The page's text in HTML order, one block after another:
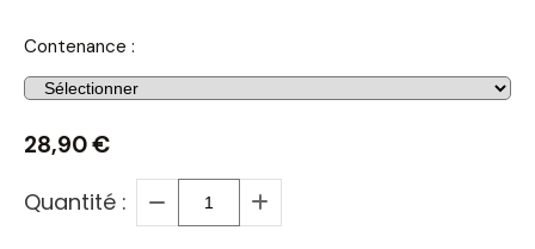
Contenance :
28,90€
Quantité :